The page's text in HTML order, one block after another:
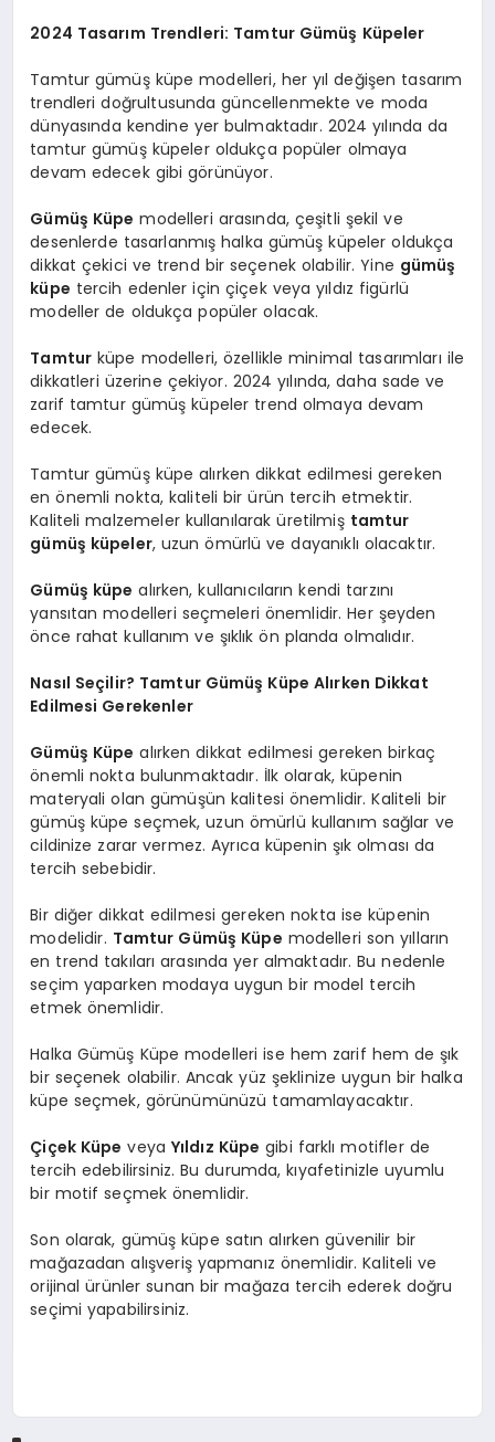
2024 Tasarım Trendleri: Tamtur Gümüş Küpeler
Tamtur gümüş küpe modelleri, her yıl değişen tasarım
trendleri doğrultusunda güncellenmekte ve moda
dünyasında kendine yer bulmaktadır. 2024 yılında da
tamtur gümüş küpeler oldukça popüler olmaya
devam edecek gibi görünüyor.
Gümüş Küpe modelleri arasında, çeşitli şekil ve
desenlerde tasarlanmış halka gümüş küpeler oldukça
dikkat çekici ve trend bir seçenek olabilir. Yine gümüş
küpe tercih edenler için çiçek veya yıldız figürlü
modeller de oldukça popüler olacak.
Tamtur küpe modelleri, özellikle minimal tasarımları ile
dikkatleri üzerine çekiyor. 2024 yılında, daha sade ve
zarif tamtur gümüş küpeler trend olmaya devam
edecek.
Tamtur gümüş küpe alırken dikkat edilmesi gereken
en önemli nokta, kaliteli bir ürün tercih etmektir.
Kaliteli malzemeler kullanılarak üretilmiş tamtur
gümüş küpeler, uzun ömürlü ve dayanıklı olacaktır.
Gümüş küpe alırken, kullanıcıların kendi tarzını
yansıtan modelleri seçmeleri önemlidir. Her şeyden
önce rahat kullanım ve şıklık ön planda olmalıdır.
Nasıl Seçilir? Tamtur Gümüş Küpe Alırken Dikkat
Edilmesi Gerekenler
Gümüş Küpe alırken dikkat edilmesi gereken birkaç
önemli nokta bulunmaktadır. İlk olarak, küpenin
materyali olan gümüşün kalitesi önemlidir. Kaliteli bir
gümüş küpe seçmek, uzun ömürlü kullanım sağlar ve
cildinize zarar vermez. Ayrıca küpenin şık olması da
tercih sebebidir.
Bir diğer dikkat edilmesi gereken nokta ise küpenin
modelidir. Tamtur Gümüş Küpe modelleri son yılların
en trend takıları arasında yer almaktadır. Bu nedenle
seçim yaparken modaya uygun bir model tercih
etmek önemlidir.
Halka Gümüş Küpe modelleri ise hem zarif hem de şık
bir seçenek olabilir. Ancak yüz şeklinize uygun bir halka
küpe seçmek, görünümünüzü tamamlayacaktır.
Çiçek Küpe veya Yıldız Küpe gibi farklı motifler de
tercih edebilirsiniz. Bu durumda, kıyafetinizle uyumlu
bir motif seçmek önemlidir.
Son olarak, gümüş küpe satın alırken güvenilir bir
mağazadan alışveriş yapmanız önemlidir. Kaliteli ve
orijinal ürünler sunan bir mağaza tercih ederek doğru
seçimi yapabilirsiniz.